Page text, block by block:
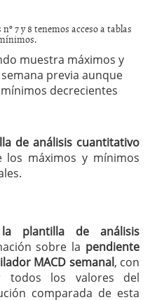
7 y 8 tenemos acceso a tablas
muestra máximos y
previa aunque
decrecientes
de análisis cuantitativo
los máximos y mínimos
plantilla de análisis
sobre la pendiente
MACD semanal, con
todos los valores del
comparada de esta